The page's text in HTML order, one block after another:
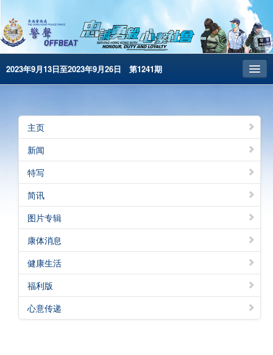
2023年9月13日至2023年9月26日 第1241期
昔日警声
警务处主页
繁體版
English
电子书版
警声特刊
主页
新闻
特写
简讯
图片专辑
康体消息
健康生活
福利版
心意传递